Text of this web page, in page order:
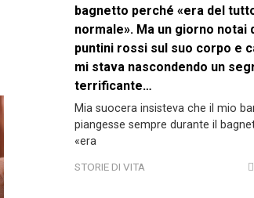
bagnetto perché «era del
normale». Ma un giorno notai
puntini rossi sul suo corpo e
mi stava nascondendo un
terrificante…
Mia suocera insisteva che il mio
piangesse sempre durante il
«era
STORIE DI VITA